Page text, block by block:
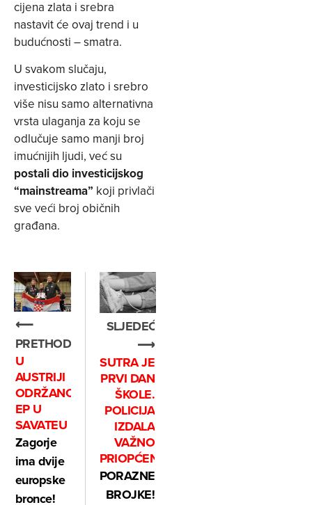
cijena zlata i srebra
nastavit će ovaj trend i u
budućnosti – smatra.
U svakom slučaju,
investicijsko zlato i srebro
više nisu samo alternativna
vrsta ulaganja za koju se
odlučuje samo manji broj
imućnijih ljudi, već su
postali dio investicijskog
“mainstreama” koji privlači
sve veći broj običnih
građana.
⟵
PRETHODNO
U
AUSTRIJI
ODRŽANO
EP U
SAVATEU
Zagorje
ima dvije
europske
bronce!
SLJEDEĆE
⟶
SUTRA JE
PRVI DAN
ŠKOLE.
POLICIJA
IZDALA
VAŽNO
PRIOPĆENJE
PORAZNE
BROJKE!